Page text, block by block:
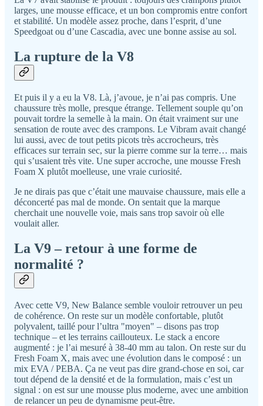
larges, une mousse efficace, et un bon compromis entre confort
et stabilité. Un modèle assez proche, dans l’esprit, d’une
Speedgoat ou d’une Cascadia, avec une bonne assise au sol.
La rupture de la V8
Et puis il y a eu la V8. Là, j’avoue, je n’ai pas compris. Une
chaussure très molle, presque étrange. Tellement souple qu’on
pouvait tordre la semelle à la main. On était vraiment sur une
sensation de route avec des crampons. Le Vibram avait changé
lui aussi, avec de tout petits picots très accrocheurs, très
efficaces sur terrain sec, sur la pierre comme sur la terre… mais
qui s’usaient très vite. Une super accroche, une mousse Fresh
Foam X plutôt moelleuse, une vraie curiosité.
Je ne dirais pas que c’était une mauvaise chaussure, mais elle a
déconcerté pas mal de monde. On sentait que la marque
cherchait une nouvelle voie, mais sans trop savoir où elle
voulait aller.
La V9 – retour à une forme de
normalité ?
Avec cette V9, New Balance semble vouloir retrouver un peu
de cohérence. On reste sur un modèle confortable, plutôt
polyvalent, taillé pour l’ultra "moyen" – disons pas trop
technique – et les terrains caillouteux. Le stack a encore
augmenté : je l’ai mesuré à 38-40 mm au talon. On reste sur du
Fresh Foam X, mais avec une évolution dans le composé : un
mix EVA / PEBA. Ça ne veut pas dire grand-chose en soi, car
tout dépend de la densité et de la formulation, mais c’est un
signal : on est sur une mousse plus moderne, avec une ambition
de relancer un peu de dynamisme peut-être.